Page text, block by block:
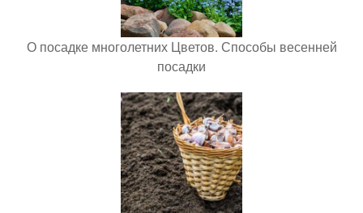
О посадке многолетних Цветов. Способы весенней
посадки